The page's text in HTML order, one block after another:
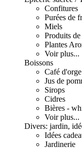
Confitures
Purées de
Miels
Produits
Plantes
Voir plus...
Boissons
Café d'orge
Jus de
Sirops
Cidres
Bières -
Voir plus...
Divers: jardin,
Idées
Jardinerie